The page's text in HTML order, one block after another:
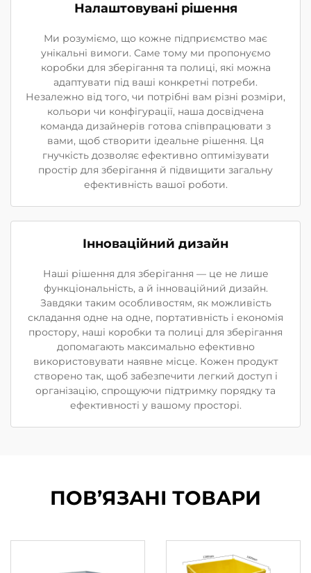
Налаштовувані рішення
Ми розуміємо, що кожне підприємство має
унікальні вимоги. Саме тому ми пропонуємо
коробки для зберігання та полиці, які можна
адаптувати під ваші конкретні потреби.
Незалежно від того, чи потрібні вам різні розміри,
кольори чи конфігурації, наша досвідчена
команда дизайнерів готова співпрацювати з
вами, щоб створити ідеальне рішення. Ця
гнучкість дозволяє ефективно оптимізувати
простір для зберігання й підвищити загальну
ефективність вашої роботи.
Інноваційний дизайн
Наші рішення для зберігання — це не лише
функціональність, а й інноваційний дизайн.
Завдяки таким особливостям, як можливість
складання одне на одне, портативність і економія
простору, наші коробки та полиці для зберігання
допомагають максимально ефективно
використовувати наявне місце. Кожен продукт
створено так, щоб забезпечити легкий доступ і
організацію, спрощуючи підтримку порядку та
ефективності у вашому просторі.
ПОВ’ЯЗАНІ ТОВАРИ